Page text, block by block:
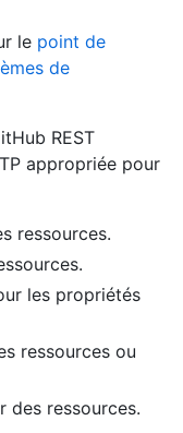
le point de
de
REST
appropriée pour
ressources.
les propriétés
ressources ou
des ressources.